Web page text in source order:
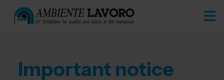
Important notice